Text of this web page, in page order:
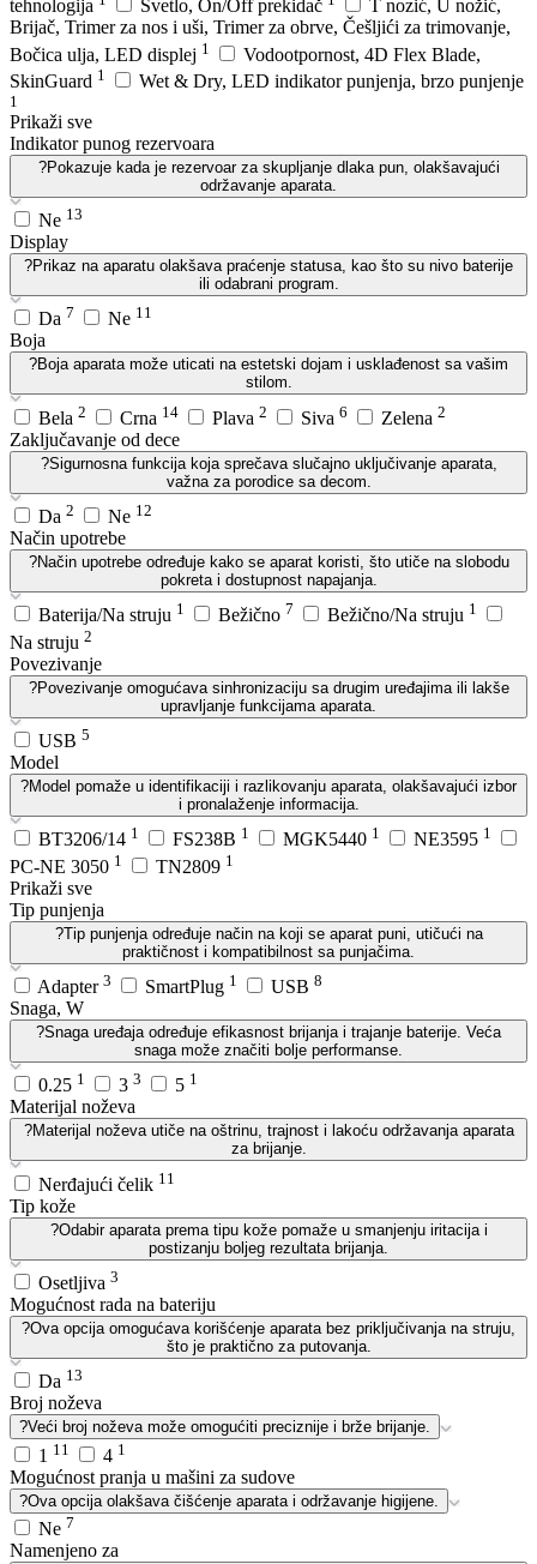
tehnologija Svetlo, On/Off prekidač
T nozić, U nožić,
Brijač, Trimer za nos i uši, Trimer za obrve, Češljići za trimovanje,
Bočica ulja, LED displej 1
Vodootpornost, 4D Flex Blade,
SkinGuard 1 Wet & Dry, LED indikator punjenja, brzo punjenje
1
Prikaži sve
Indikator punog rezervoara
?Pokazuje kada je rezervoar za skupljanje dlaka pun, olakšavajući
održavanje aparata.
Ne 13
Display
?Prikaz na aparatu olakšava praćenje statusa, kao što su nivo baterije
ili odabrani program.
Da 7 Ne 11
Boja
?Boja aparata može uticati na estetski dojam i usklađenost sa vašim
stilom.
Bela 2 Crna 14 Plava 2 Siva 6 Zelena 2
Zaključavanje od dece
?Sigurnosna funkcija koja sprečava slučajno uključivanje aparata,
važna za porodice sa decom.
Da 2 Ne 12
Način upotrebe
?Način upotrebe određuje kako se aparat koristi, što utiče na slobodu
pokreta i dostupnost napajanja.
Baterija/Na struju 1 Bežično 7 Bežično/Na struju 1
Na struju 2
Povezivanje
?Povezivanje omogućava sinhronizaciju sa drugim uređajima ili lakše
upravljanje funkcijama aparata.
USB 5
Model
?Model pomaže u identifikaciji i razlikovanju aparata, olakšavajući izbor
i pronalaženje informacija.
BT3206/14 1 FS238B 1 MGK5440 1 NE3595 1
PC-NE 3050 1 TN2809 1
Prikaži sve
Tip punjenja
?Tip punjenja određuje način na koji se aparat puni, utičući na
praktičnost i kompatibilnost sa punjačima.
Adapter 3 SmartPlug 1 USB 8
Snaga, W
?Snaga uređaja određuje efikasnost brijanja i trajanje baterije. Veća
snaga može značiti bolje performanse.
0.25 1 3 3 5 1
Materijal noževa
?Materijal noževa utiče na oštrinu, trajnost i lakoću održavanja aparata
za brijanje.
Nerđajući čelik 11
Tip kože
?Odabir aparata prema tipu kože pomaže u smanjenju iritacija i
postizanju boljeg rezultata brijanja.
Osetljiva 3
Mogućnost rada na bateriju
?Ova opcija omogućava korišćenje aparata bez priključivanja na struju,
što je praktično za putovanja.
Da 13
Broj noževa
?Veći broj noževa može omogućiti preciznije i brže brijanje.
1 11 4 1
Mogućnost pranja u mašini za sudove
?Ova opcija olakšava čišćenje aparata i održavanje higijene.
Ne 7
Namenjeno za